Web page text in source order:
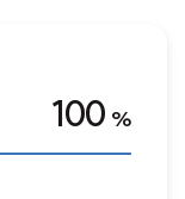
100 %